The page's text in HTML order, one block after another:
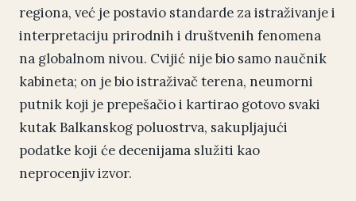
regiona, već je postavio standarde za istraživanje i
interpretaciju prirodnih i društvenih fenomena
na globalnom nivou. Cvijić nije bio samo naučnik
kabineta; on je bio istraživač terena, neumorni
putnik koji je prepešačio i kartirao gotovo svaki
kutak Balkanskog poluostrva, sakupljajući
podatke koji će decenijama služiti kao
neprocenjiv izvor.